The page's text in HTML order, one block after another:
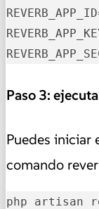
REVERB_APP_ID
Paso 3:
Puedes iniciar
comando
php artisan